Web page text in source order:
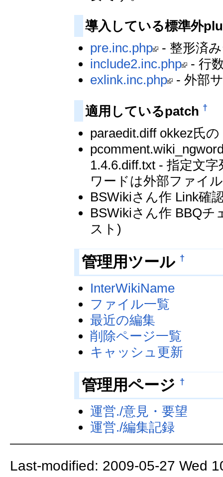
導入している標準外
pre.inc.php
- 整形済
include2.inc.php
- 行
exlink.inc.php
- 外部
適用しているpatch †
paraedit.diff okkez氏
1.4.6.diff.txt - 指定文
ワードは外部ファイ
BSWikiさん作 Link確
BSWikiさん作 BBQチ
スト)
管理用ツール †
InterWikiName
ファイル一覧
最近の編集
削除ページ一覧
キャッシュ更新
管理用ページ †
運営./意見・要望
運営./編集記録
Last-modified: 2009-05-27 Wed